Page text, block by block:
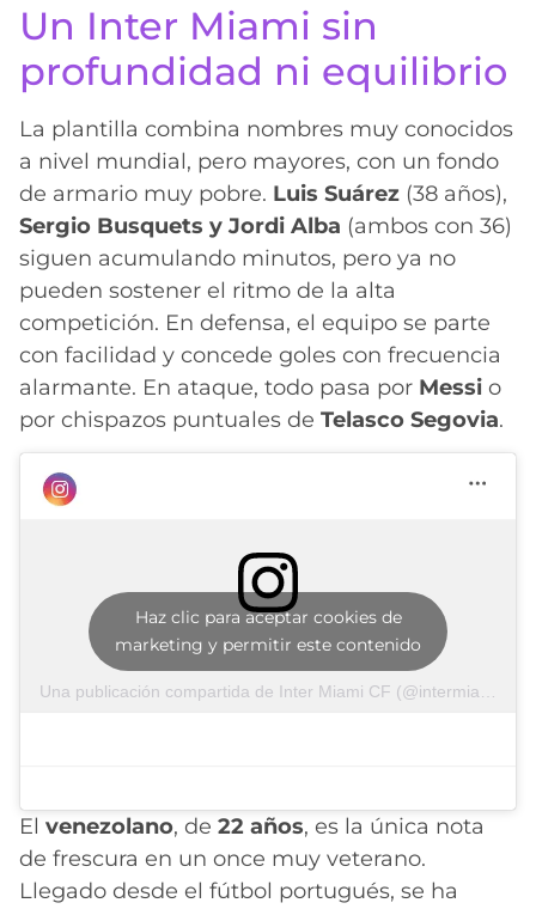
Un Inter Miami sin
profundidad ni equilibrio
La plantilla combina nombres muy conocidos
a nivel mundial, pero mayores, con un fondo
de armario muy pobre. Luis Suárez (38 años),
Sergio Busquets y Jordi Alba (ambos con 36)
siguen acumulando minutos, pero ya no
pueden sostener el ritmo de la alta
competición. En defensa, el equipo se parte
con facilidad y concede goles con frecuencia
alarmante. En ataque, todo pasa por Messi o
por chispazos puntuales de Telasco Segovia.
Una publicación compartida de Inter Miami CF (@intermiamicf)
Haz clic para aceptar cookies de
marketing y permitir este contenido
El venezolano, de 22 años, es la única nota
de frescura en un once muy veterano.
Llegado desde el fútbol portugués, se ha